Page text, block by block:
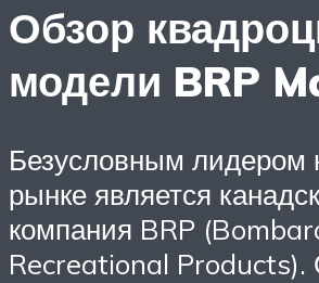
Обзор
модели BRP
Безусловным лидером
рынке является
компания BRP
Recreational Products).